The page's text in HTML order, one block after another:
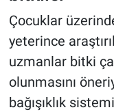
Çocuklar
yeterince
uzmanlar bitki
olunmasını
bağışıklık